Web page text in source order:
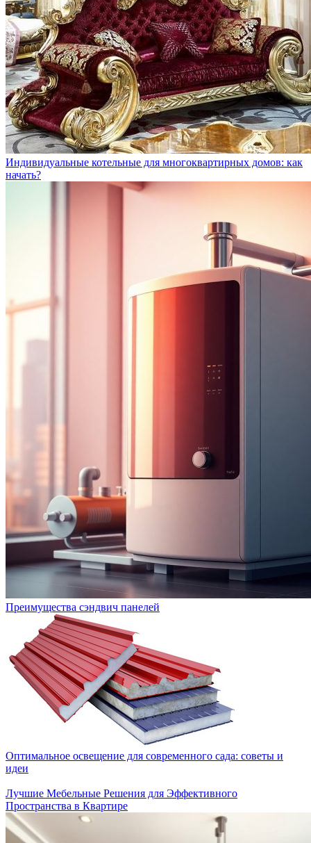
Индивидуальные котельные для многоквартирных домов: как
начать?
Преимущества сэндвич панелей
Оптимальное освещение для современного сада: советы и
идеи
Лучшие Мебельные Решения для Эффективного
Пространства в Квартире